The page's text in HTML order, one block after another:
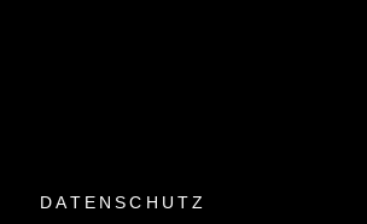
DATENSCHUTZ